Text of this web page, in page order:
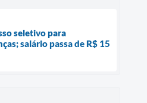
seletivo para
salário passa de R$ 15